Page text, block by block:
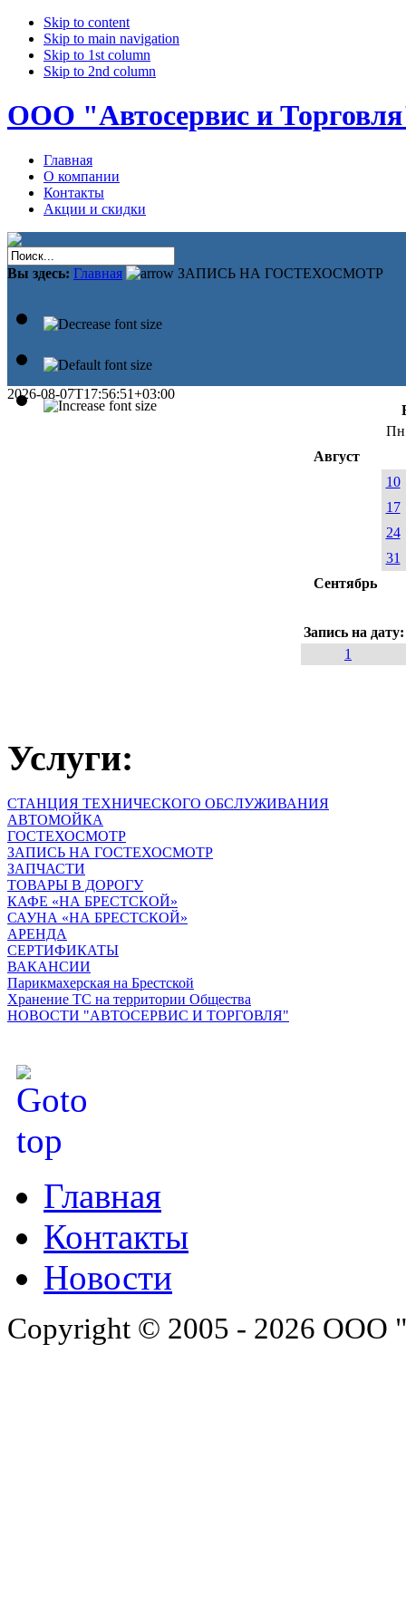
Skip to content
Skip to main navigation
Skip to 1st column
Skip to 2nd column
ООО "Автосервис и
Главная
О компании
Контакты
Акции и скидки
Вы здесь: Главная ЗАПИСЬ НА ГОСТЕХОСМОТР
2026-08-07T17:56:51+03:00
Пн
Август
10
17
24
31
Сентябрь
Запись на
1
Услуги:
СТАНЦИЯ ТЕХНИЧЕСКОГО ОБСЛУЖИВАНИЯ
АВТОМОЙКА
ГОСТЕХОСМОТР
ЗАПИСЬ НА ГОСТЕХОСМОТР
ЗАПЧАСТИ
ТОВАРЫ В ДОРОГУ
КАФЕ «НА БРЕСТСКОЙ»
САУНА «НА БРЕСТСКОЙ»
АРЕНДА
СЕРТИФИКАТЫ
ВАКАНСИИ
Парикмахерская на Брестской
Хранение ТС на территории Общества
НОВОСТИ "АВТОСЕРВИС И ТОРГОВЛЯ"
Главная
Контакты
Новости
Copyright © 2005 - 2026 ООО